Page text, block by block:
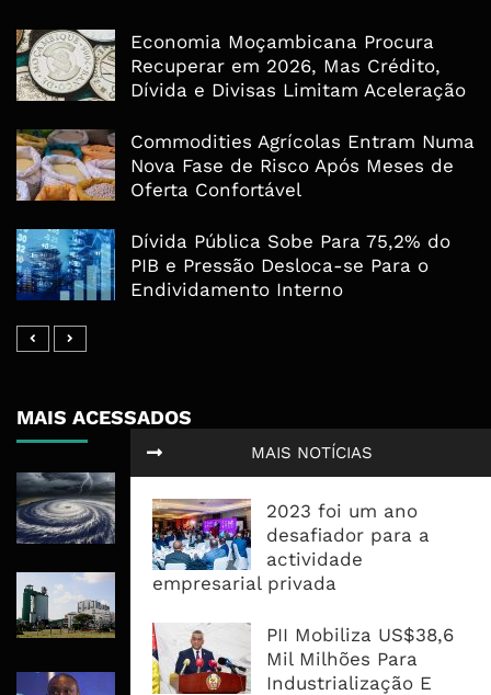
MAIS NOTÍCIAS
2023 foi um ano
desafiador para a
actividade
empresarial privada
PII Mobiliza US$38,6
Mil Milhões Para
Industrialização E
Economia Moçambicana Procura
Recuperar em 2026, Mas Crédito,
Dívida e Divisas Limitam Aceleração
Commodities Agrícolas Entram Numa
Nova Fase de Risco Após Meses de
Oferta Confortável
Dívida Pública Sobe Para 75,2% do
PIB e Pressão Desloca-se Para o
Endividamento Interno
MAIS ACESSADOS
Afectar Mais De Um Milhão De
Pessoas No Centro E Sul ...
Governo admite nova operadora
operações
CEO do Standard Bank pede ao